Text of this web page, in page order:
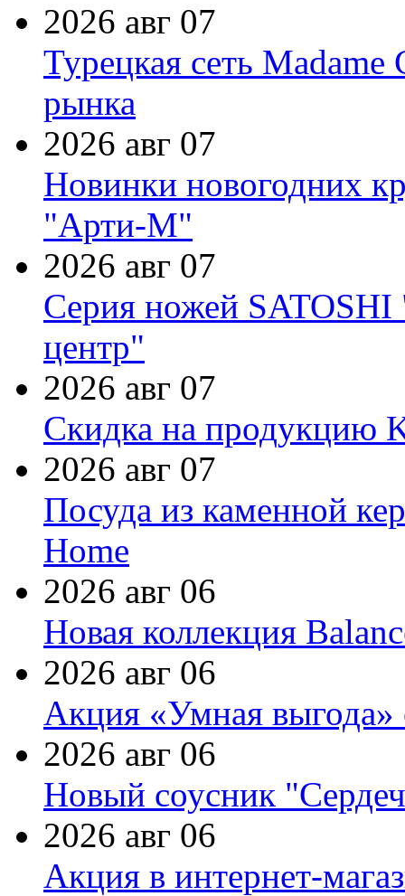
2026 авг 07
Турецкая сеть Madame
рынка
2026 авг 07
Новинки новогодних
"Арти-М"
2026 авг 07
Серия ножей
центр"
2026 авг 07
Скидка на продукцию
2026 авг 07
Посуда из каменной
Home
2026 авг 06
Новая коллекция
2026 авг 06
Акция «Умная выгода»
2026 авг 06
Новый соусник
2026 авг 06
Акция в интернет-